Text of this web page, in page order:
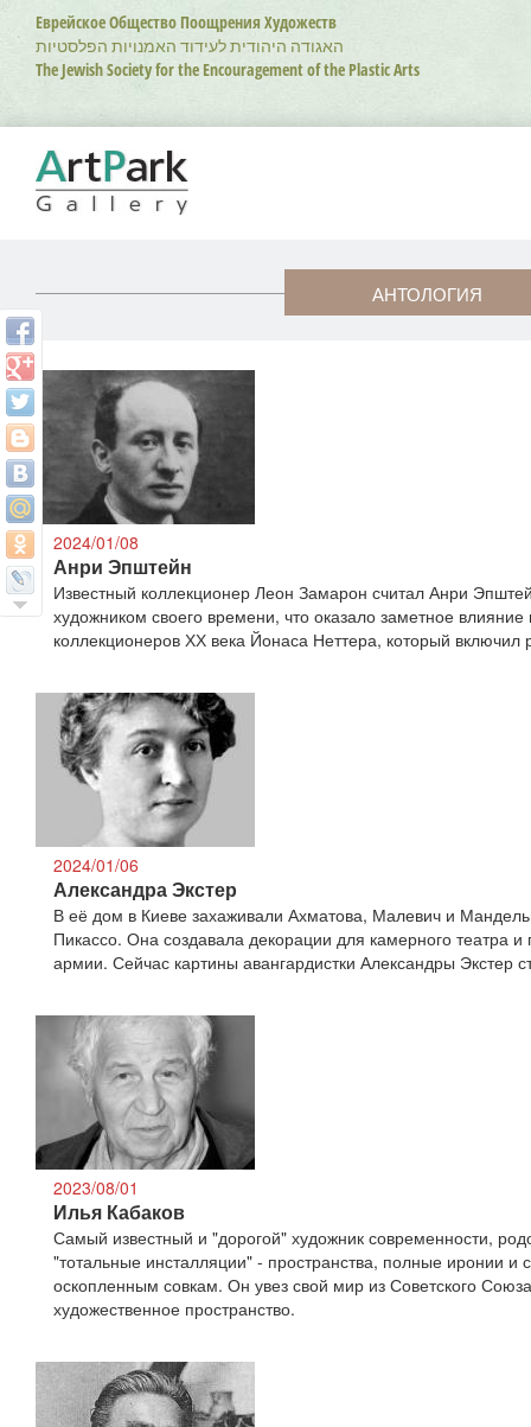
Перейти
основному
содержанию
Еврейское Общество Поощрения Художеств
האגודה היהודית לעידוד האמנויות הפלסטיות
The Jewish Society for the Encouragement of the Plastic Arts
АНТОЛОГИЯ
2024/01/08
Анри Эпштейн
Известный коллекционер Леон Замарон считал Анри
художником своего времени, что оказало заметное
коллекционеров ХХ века Йонаса Неттера, который
2024/01/06
Александра Экстер
В её дом в Киеве захаживали Ахматова, Малевич и
Пикассо. Она создавала декорации для камерного театра
армии. Сейчас картины авангардистки Александры Экстер
2023/08/01
Илья Кабаков
Самый известный и "дорогой" художник современности,
"тотальные инсталляции" - пространства, полные иронии и
оскопленным совкам. Он увез свой мир из Советского
художественное пространство.